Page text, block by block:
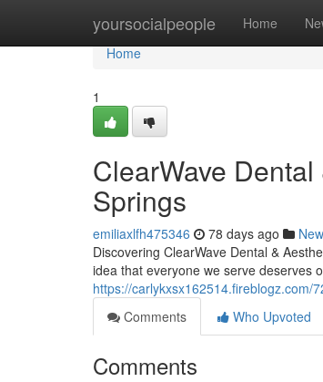
yoursocialpeople Home
Home
Home
1
ClearWave
Springs
emiliaxlfh475346 78 days ago
Discovering ClearWave Dental &
idea that everyone we serve deserves
https://carlykxsx162514.fireblogz.com/
Comments
Who Upvoted
Comments